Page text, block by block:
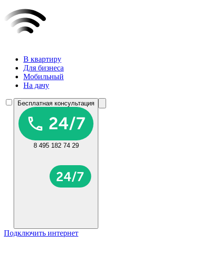
В квартиру
Для бизнеса
Мобильный
На дачу
Бесплатная консультация
8 495 182 74 29
Подключить интернет